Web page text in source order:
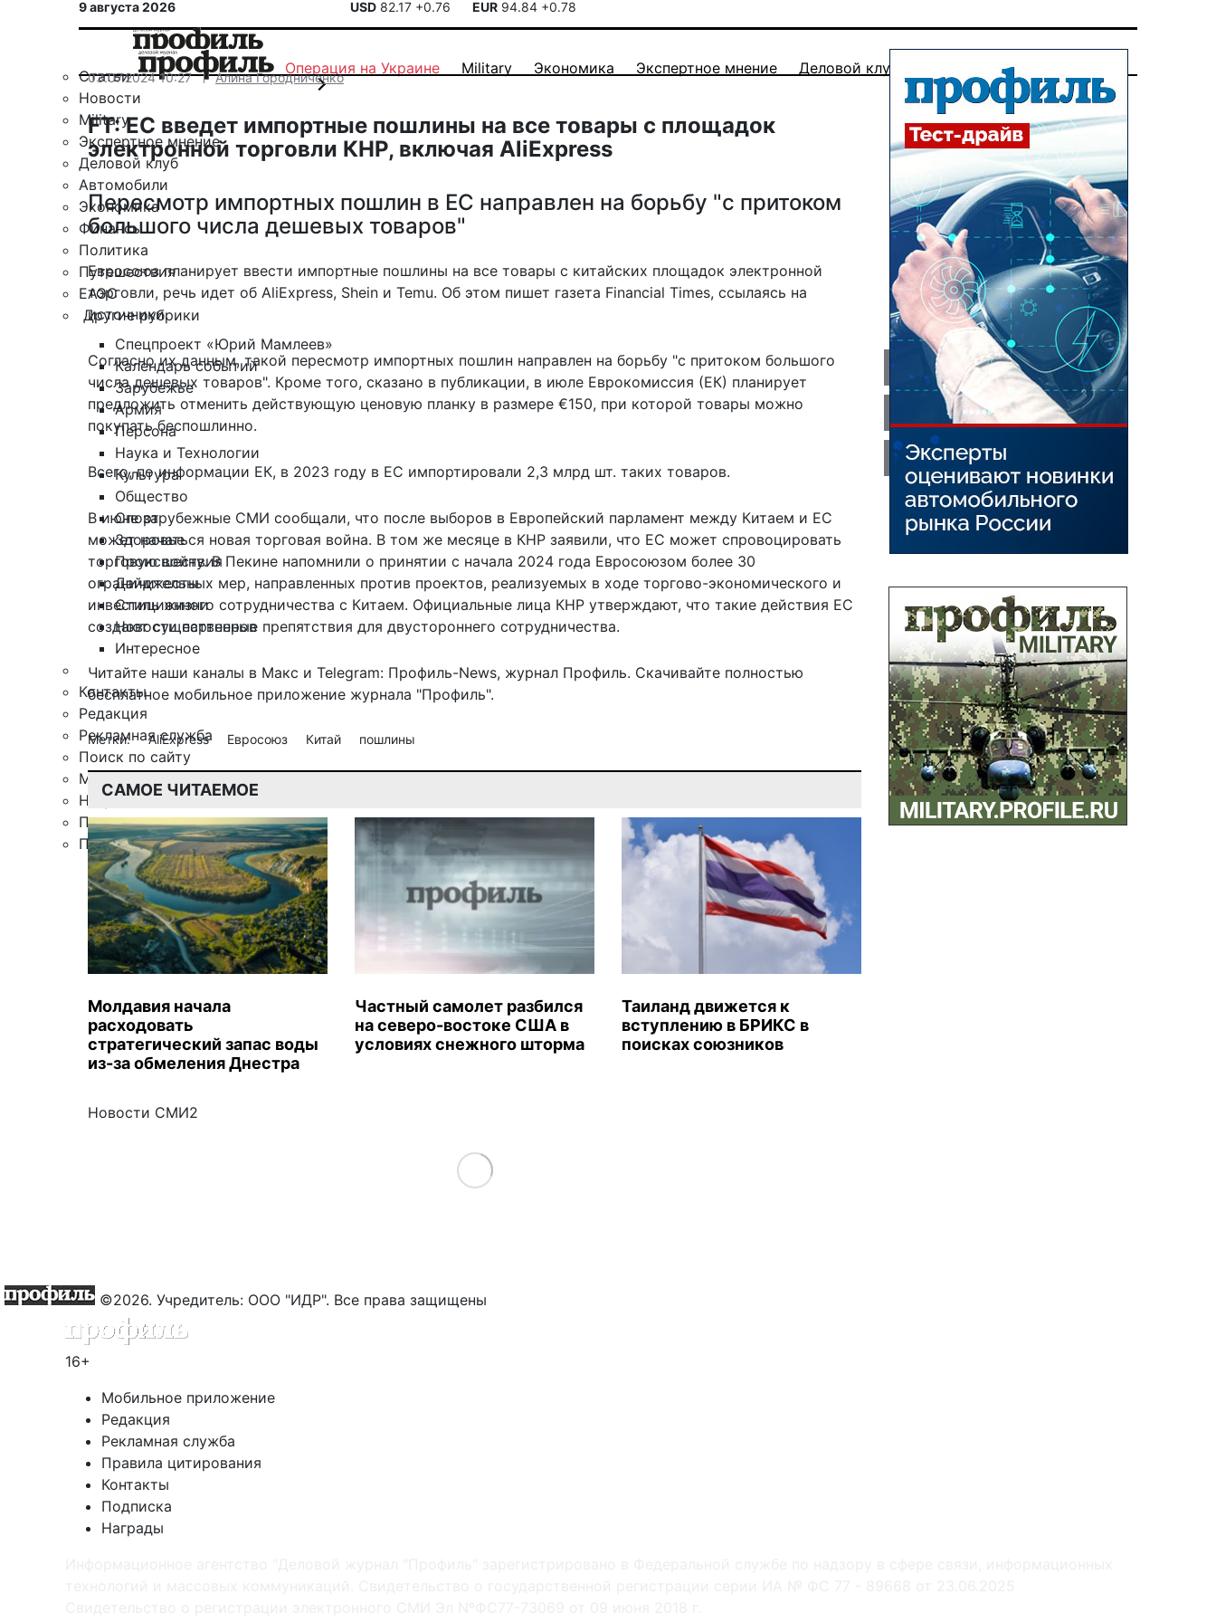
9 августа 2026 USD 82.17 +0.76 EUR 94.84 +0.78
Статьи
Новости
Military
Экспертное мнение
Деловой клуб
Автомобили
Экономика
Финансы
Политика
Путешествия
ЕАЭС
Другие рубрики
Спецпроект «Юрий Мамлеев»
Календарь событий
Зарубежье
Армия
Персона
Наука и Технологии
Культура
Общество
Спорт
Здоровье
Происшествия
Дайджесты
Стиль жизни
Новости партнеров
Интересное
Контакты
Редакция
Рекламная служба
Поиск по сайту
Мобильное приложение
Награды
Правила цитирования
Подписка
Операция на Украине Military Экономика Экспертное мнение Деловой клуб
03.07.2024 10:27 Алина Городниченко
FT: ЕС введет импортные пошлины на все товары с площадок
электронной торговли КНР, включая AliExpress
Пересмотр импортных пошлин в ЕС направлен на борьбу "с притоком
большого числа дешевых товаров"
Евросоюз планирует ввести импортные пошлины на все товары с китайских площадок электронной
торговли, речь идет об AliExpress, Shein и Temu. Об этом пишет газета Financial Times, ссылаясь на
источники.
Согласно их данным, такой пересмотр импортных пошлин направлен на борьбу "с притоком большого
числа дешевых товаров". Кроме того, сказано в публикации, в июле Еврокомиссия (ЕК) планирует
предложить отменить действующую ценовую планку в размере €150, при которой товары можно
покупать беспошлинно.
Всего, по информации ЕК, в 2023 году в ЕС импортировали 2,3 млрд шт. таких товаров.
В июне зарубежные СМИ сообщали, что после выборов в Европейский парламент между Китаем и ЕС
может начаться новая торговая война. В том же месяце в КНР заявили, что ЕС может спровоцировать
торговую войну. В Пекине напомнили о принятии с начала 2024 года Евросоюзом более 30
ограничительных мер, направленных против проектов, реализуемых в ходе торгово-экономического и
инвестиционного сотрудничества с Китаем. Официальные лица КНР утверждают, что такие действия ЕС
создают существенные препятствия для двустороннего сотрудничества.
Читайте наши каналы в Макс и Telegram: Профиль-News, журнал Профиль. Скачивайте полностью
бесплатное мобильное приложение журнала "Профиль".
Метки: AliExpress Евросоюз Китай пошлины
САМОЕ ЧИТАЕМОЕ
Молдавия начала
расходовать
стратегический запас воды
из-за обмеления Днестра
Частный самолет разбился
на северо-востоке США в
условиях снежного шторма
Таиланд движется к
вступлению в БРИКС в
поисках союзников
Новости СМИ2
Load More
©2026. Учредитель: ООО "ИДР". Все права защищены
16+
Мобильное приложение
Редакция
Рекламная служба
Правила цитирования
Контакты
Подписка
Награды